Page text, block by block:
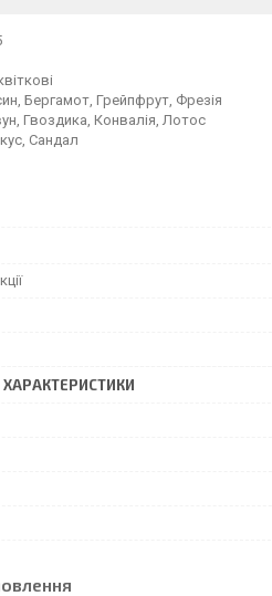
Бергамот, Грейпфрут, Фрезія
Гвоздика, Конвалія, Лотос
Сандал